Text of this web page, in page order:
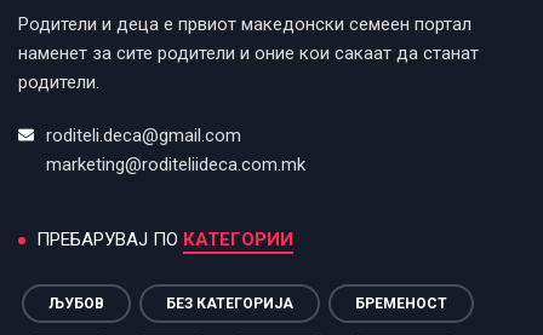
Родители и деца е првиот македонски семеен портал
наменет за сите родители и оние кои сакаат да станат
родители.
roditeli.deca@gmail.com
marketing@roditeliideca.com.mk
ПРЕБАРУВАЈ ПО КАТЕГОРИИ
ЉУБОВ БЕЗ КАТЕГОРИЈА БРЕМЕНОСТ